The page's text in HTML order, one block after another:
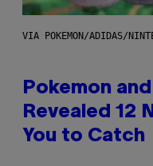
VIA POKEMON/ADIDAS/
Pokemon
Revealed 12
You to Catch